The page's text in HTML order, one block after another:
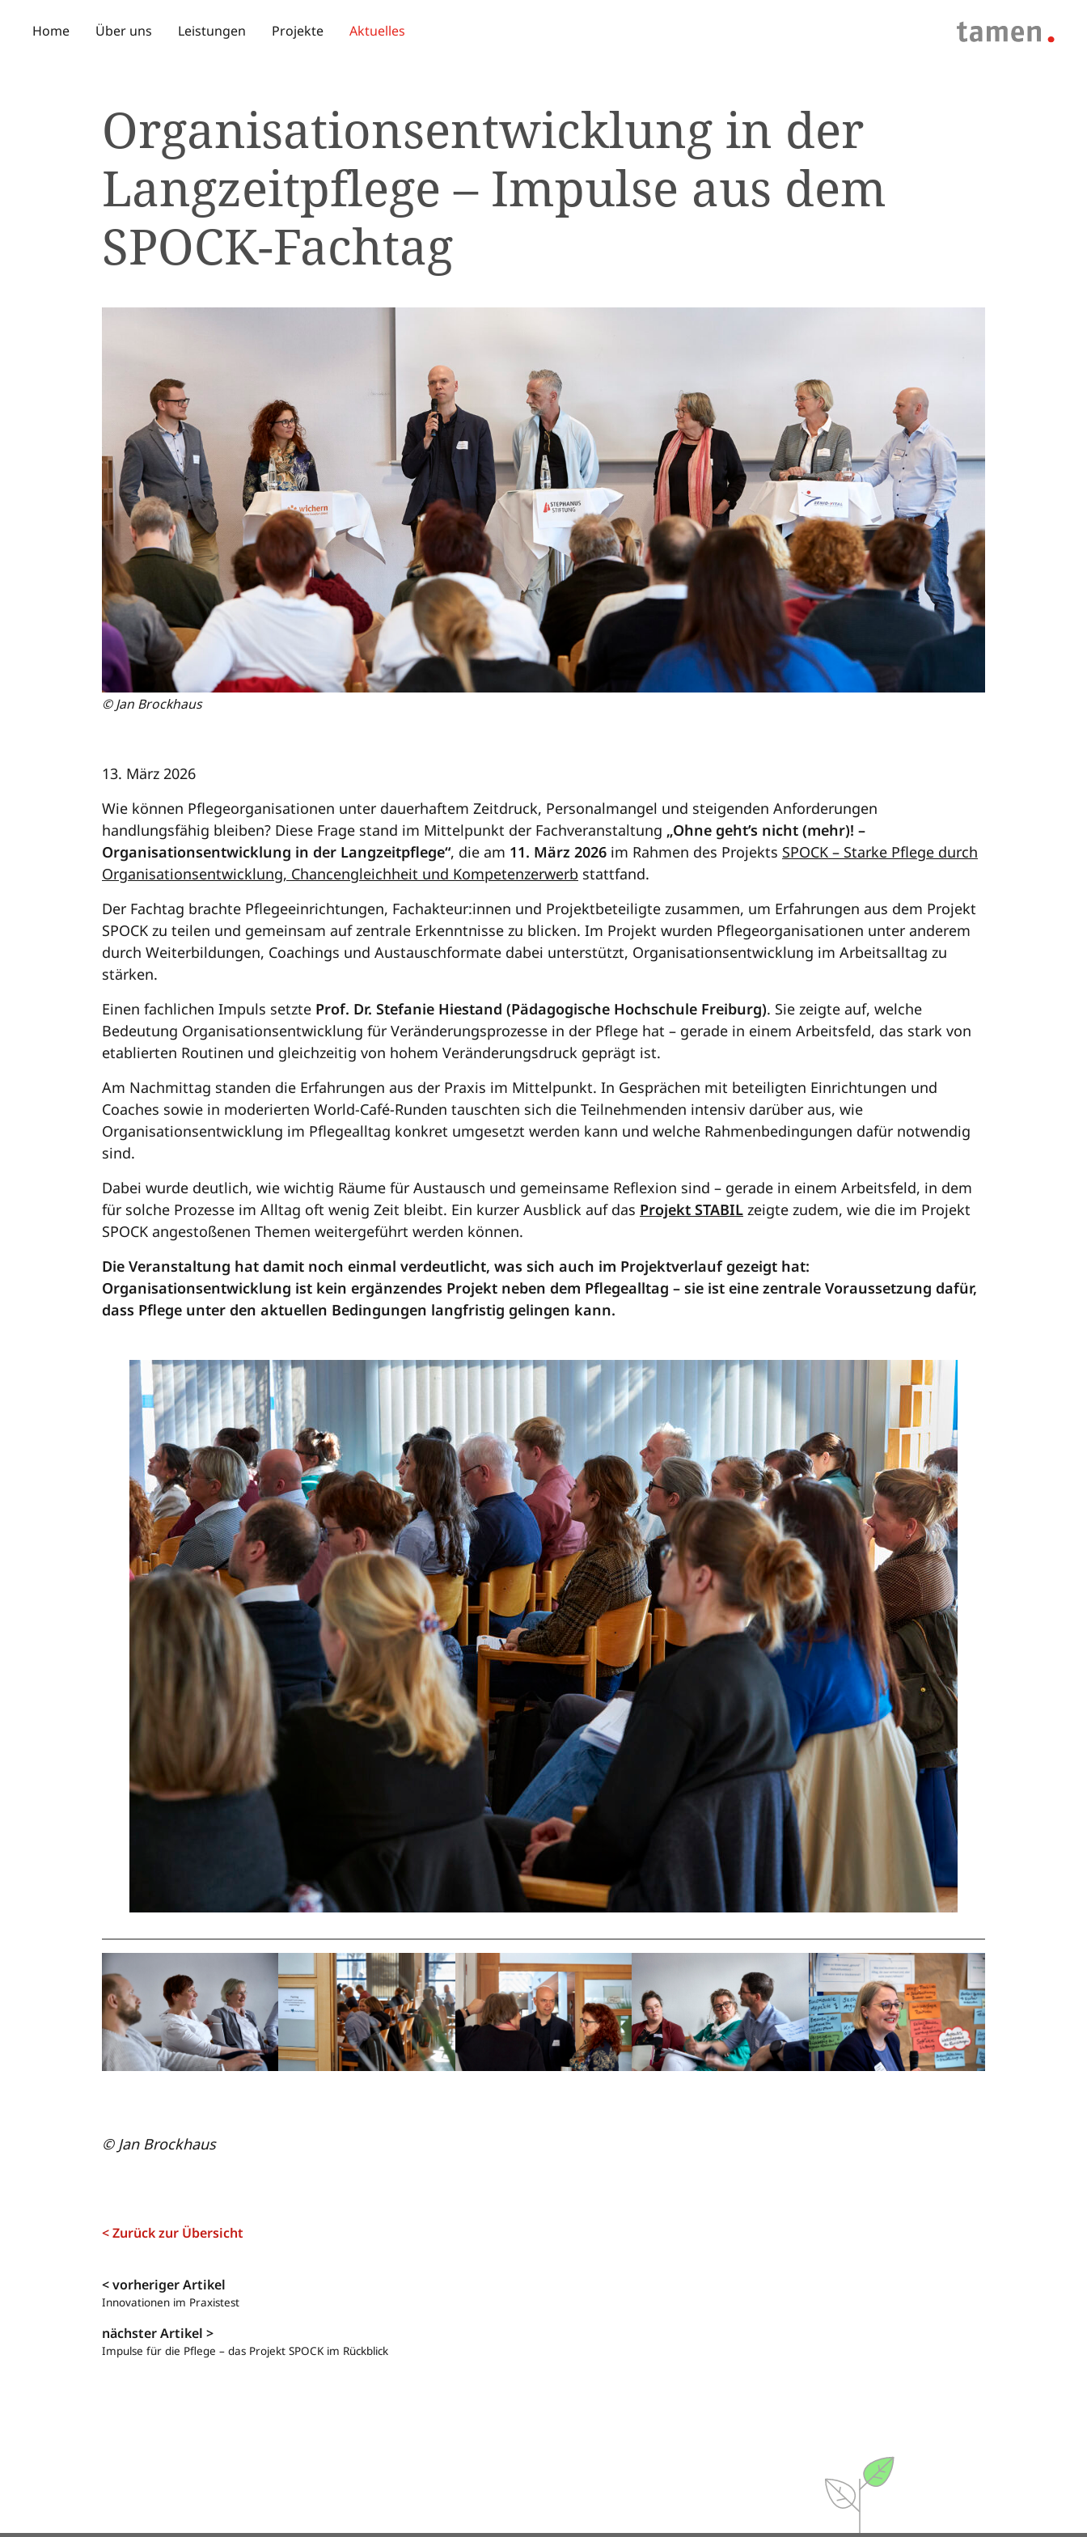
Home Über uns Leistungen Projekte Aktuelles
Organisationsentwicklung in der
Langzeitpflege – Impulse aus dem
SPOCK-Fachtag
© Jan Brockhaus
13. März 2026
Wie können Pflegeorganisationen unter dauerhaftem Zeitdruck, Personalmangel und steigenden Anforderungen
handlungsfähig bleiben? Diese Frage stand im Mittelpunkt der Fachveranstaltung „Ohne geht’s nicht (mehr)! –
Organisationsentwicklung in der Langzeitpflege“, die am 11. März 2026 im Rahmen des Projekts SPOCK – Starke Pflege durch
Organisationsentwicklung, Chancengleichheit und Kompetenzerwerb stattfand.
Der Fachtag brachte Pflegeeinrichtungen, Fachakteur:innen und Projektbeteiligte zusammen, um Erfahrungen aus dem Projekt
SPOCK zu teilen und gemeinsam auf zentrale Erkenntnisse zu blicken. Im Projekt wurden Pflegeorganisationen unter anderem
durch Weiterbildungen, Coachings und Austauschformate dabei unterstützt, Organisationsentwicklung im Arbeitsalltag zu
stärken.
Einen fachlichen Impuls setzte Prof. Dr. Stefanie Hiestand (Pädagogische Hochschule Freiburg). Sie zeigte auf, welche
Bedeutung Organisationsentwicklung für Veränderungsprozesse in der Pflege hat – gerade in einem Arbeitsfeld, das stark von
etablierten Routinen und gleichzeitig von hohem Veränderungsdruck geprägt ist.
Am Nachmittag standen die Erfahrungen aus der Praxis im Mittelpunkt. In Gesprächen mit beteiligten Einrichtungen und
Coaches sowie in moderierten World-Café-Runden tauschten sich die Teilnehmenden intensiv darüber aus, wie
Organisationsentwicklung im Pflegealltag konkret umgesetzt werden kann und welche Rahmenbedingungen dafür notwendig
sind.
Dabei wurde deutlich, wie wichtig Räume für Austausch und gemeinsame Reflexion sind – gerade in einem Arbeitsfeld, in dem
für solche Prozesse im Alltag oft wenig Zeit bleibt. Ein kurzer Ausblick auf das Projekt STABIL zeigte zudem, wie die im Projekt
SPOCK angestoßenen Themen weitergeführt werden können.
Die Veranstaltung hat damit noch einmal verdeutlicht, was sich auch im Projektverlauf gezeigt hat:
Organisationsentwicklung ist kein ergänzendes Projekt neben dem Pflegealltag – sie ist eine zentrale Voraussetzung dafür,
dass Pflege unter den aktuellen Bedingungen langfristig gelingen kann.
© Jan Brockhaus
< Zurück zur Übersicht
Navigation
< vorheriger Artikel
Innovationen im Praxistest
nächster Artikel >
Impulse für die Pflege – das Projekt SPOCK im Rückblick